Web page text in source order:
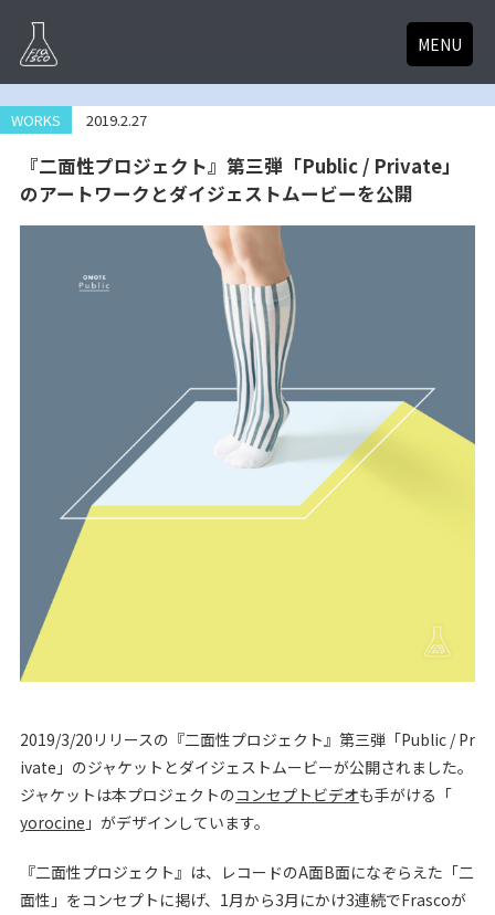
MENU
WORKS 2019.2.27
『二面性プロジェクト』第三弾「Public / Private」
のアートワークとダイジェストムービーを公開
2019/3/20リリースの『二面性プロジェクト』第三弾「Public / Pr
ivate」のジャケットとダイジェストムービーが公開されました。
ジャケットは本プロジェクトの コンセプトビデオも手がける「
yorocine 」がデザインしています。
『二面性プロジェクト』は、レコードのA面B面になぞらえた「二
面性」をコンセプトに掲げ、1月から3月にかけ3連続でFrascoが